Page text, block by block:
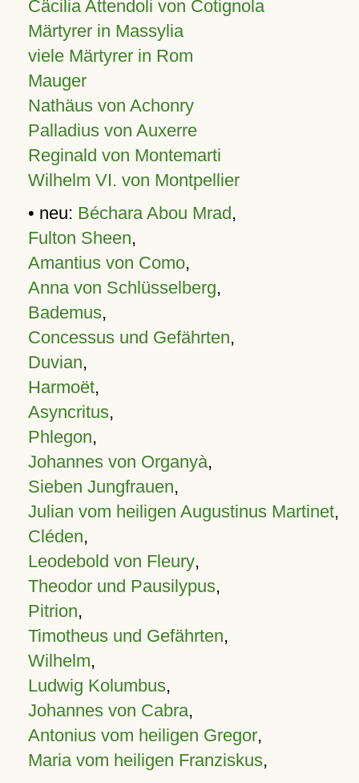
Cäcilia Attendoli von Cotignola
Märtyrer in Massylia
viele Märtyrer in Rom
Mauger
Nathäus von Achonry
Palladius von Auxerre
Reginald von Montemarti
Wilhelm VI. von Montpellier
• neu: Béchara Abou Mrad,
Fulton Sheen,
Amantius von Como,
Anna von Schlüsselberg,
Bademus,
Concessus und Gefährten,
Duvian,
Harmoët,
Asyncritus,
Phlegon,
Johannes von Organyà,
Sieben Jungfrauen,
Julian vom heiligen Augustinus Martinet,
Cléden,
Leodebold von Fleury,
Theodor und Pausilypus,
Pitrion,
Timotheus und Gefährten,
Wilhelm,
Ludwig Kolumbus,
Johannes von Cabra,
Antonius vom heiligen Gregor,
Maria vom heiligen Franziskus,